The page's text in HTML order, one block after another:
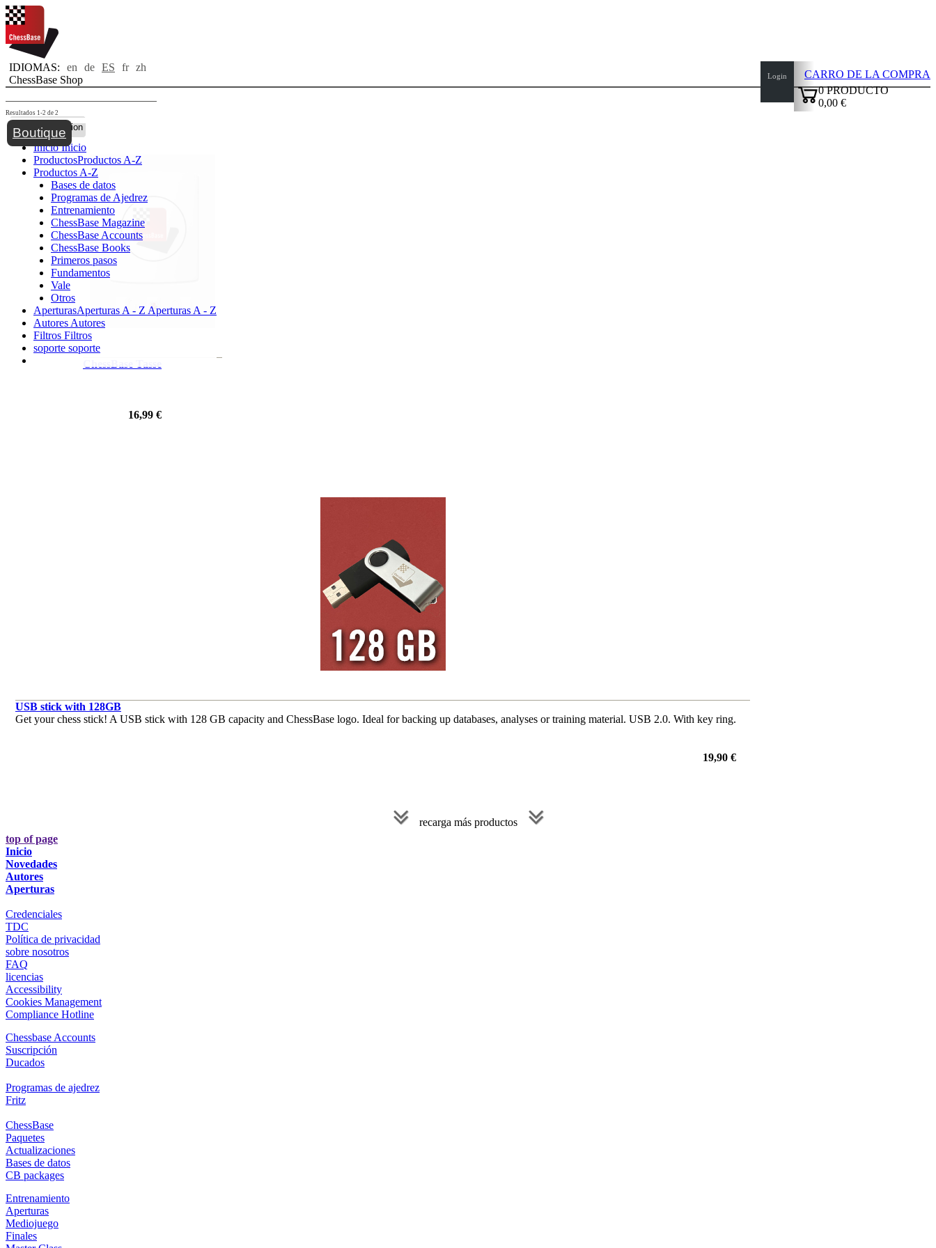
IDIOMAS: en de ES fr zh
ChessBase Shop
Toggle navigation
InicioInicio
ProductosProductos A-Z
Productos A-Z
Bases de datos
Programas de Ajedrez
Entrenamiento
ChessBase Magazine
ChessBase Accounts
ChessBase Books
Primeros pasos
Fundamentos
Vale
Otros
AperturasAperturas A - Z Aperturas A - Z
Autores Autores
Filtros Filtros
soporte soporte
Login
CARRO DE LA COMPRA
0PRODUCTO
0,00 €
Resultados 1-2 de 2
Boutique
16,99 €
USB stick with 128GB
Get your chess stick! A USB stick with 128 GB capacity and ChessBase logo. Ideal for backing up databases, analyses or training material. USB 2.0. With key ring.
19,90 €
recarga más productos
top of page
Inicio
Novedades
Autores
Aperturas
Credenciales
TDC
Política de privacidad
sobre nosotros
FAQ
licencias
Accessibility
Cookies Management
Compliance Hotline
Chessbase Accounts
Suscripción
Ducados
Programas de ajedrez
Fritz
ChessBase
Paquetes
Actualizaciones
Bases de datos
CB packages
Entrenamiento
Aperturas
Mediojuego
Finales